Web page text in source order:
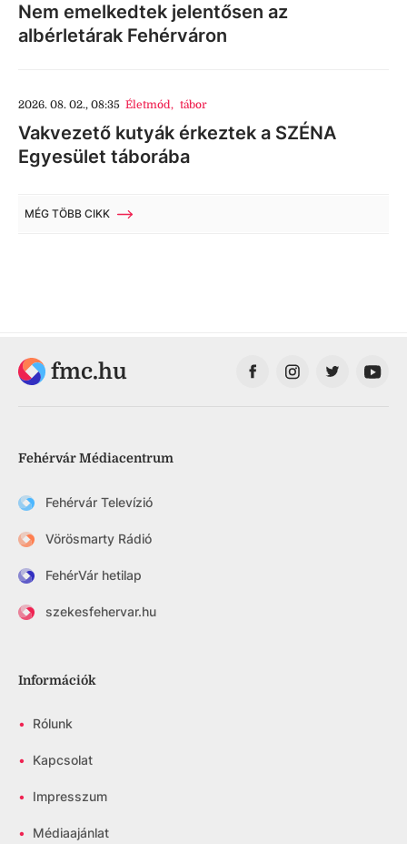
Nem emelkedtek jelentősen az
albérletárak Fehérváron
2026. 08. 02., 08:35 Életmód, tábor
Vakvezető kutyák érkeztek a SZÉNA
Egyesület táborába
MÉG TÖBB CIKK
fmc.hu
Fehérvár Médiacentrum
Fehérvár Televízió
Vörösmarty Rádió
FehérVár hetilap
szekesfehervar.hu
Információk
• Rólunk
• Kapcsolat
• Impresszum
• Médiaajánlat